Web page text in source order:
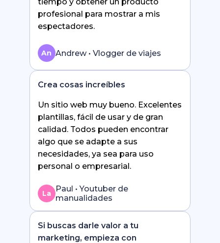
profesional para mostrar a mis
espectadores.
An Andrew • Vlogger de viajes
Crea cosas increíbles
Un sitio web muy bueno. Excelentes
plantillas, fácil de usar y de gran
calidad. Todos pueden encontrar
algo que se adapte a sus
necesidades, ya sea para uso
personal o empresarial.
La Paul • Youtuber de
manualidades
Si buscas darle valor a tu
marketing, empieza con